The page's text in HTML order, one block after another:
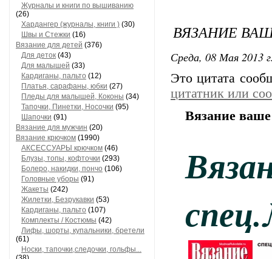
Журналы и книги по вышиванию
(26)
Хардангер (журналы, книги ) (30)
Швы и Стежки (16)
Вязание для детей (376)
Для деток (43)
Для малышей (33)
Кардиганы, пальто (12)
Платья, сарафаны, юбки (27)
Пледы для малышей, Коконы (34)
Тапочки, Пинетки, Носочки (95)
Шапочки (91)
Вязание для мужчин (20)
Вязание крючком (1990)
АКСЕССУАРЫ крючком (46)
Блузы, топы, кофточки (293)
Болеро, накидки, пончо (106)
Головные уборы (91)
Жакеты (242)
Жилетки, Безрукавки (53)
Кардиганы, пальто (107)
Комплекты / Костюмы (42)
Лифы, шорты, купальники, бретели
(61)
Носки, тапочки,следочки, гольфы...
ВЯЗАНИЕ
Среда, 08 Мая 2013
Это цитата
цитатник или
Вязание